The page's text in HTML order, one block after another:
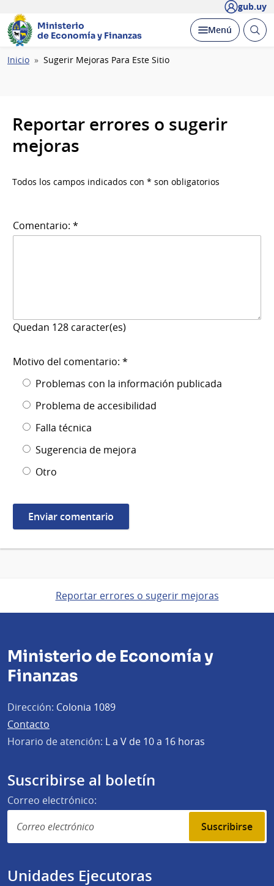
gub.uy
Ministerio
de Economía y Finanzas
Desplegar
Menú Abrir
Ruta
Inicio Sugerir Mejoras Para Este Sitio
Reportar errores o sugerir
mejoras
Todos los campos indicados con * son obligatorios
Comentario: *
Quedan 128 caracter(es)
Motivo del comentario: *
Problemas con la información publicada
Problema de accesibilidad
Falla técnica
Sugerencia de mejora
Otro
Reportar errores o sugerir mejoras
Ministerio de Economía y
Finanzas
Dirección: Colonia 1089
Contacto
Horario de atención: L a V de 10 a 16 horas
Suscribirse al boletín
Correo electrónico:
Suscribirse
Unidades Ejecutoras